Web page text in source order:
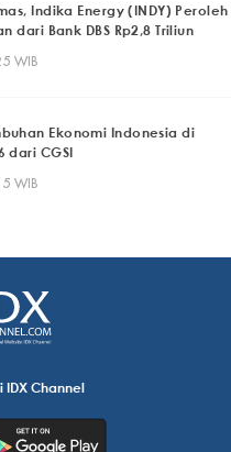
Indika Energy (INDY) Peroleh
dari Bank DBS Rp2,8 Triliun
WIB
Ekonomi Indonesia di
dari CGSI
WIB
Channel